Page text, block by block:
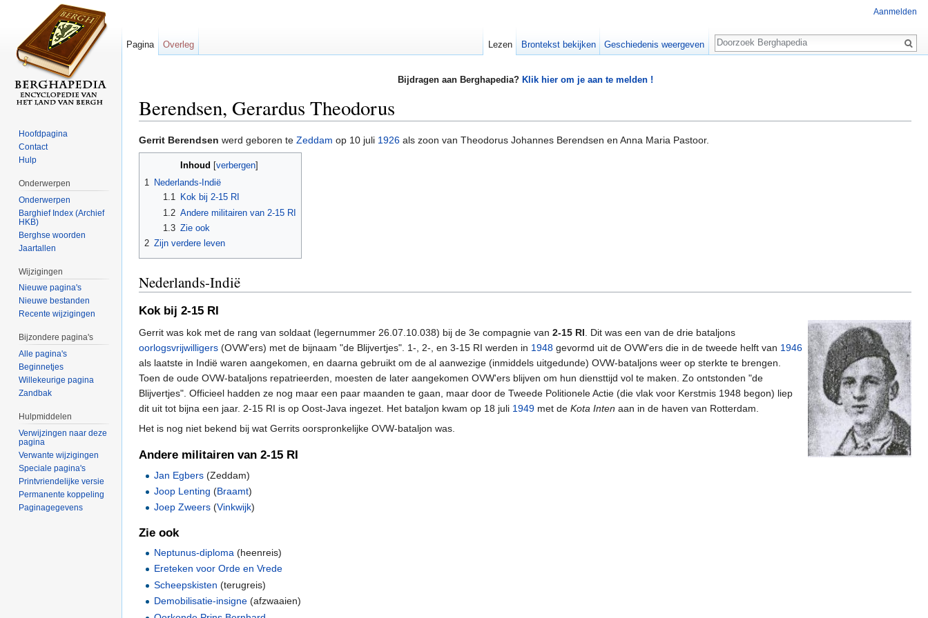
Bijdragen aan Berghapedia? Klik hier om je aan te melden !
Berendsen, Gerardus Theodorus
Gerrit Berendsen werd geboren te Zeddam op 10 juli 1926 als zoon van Theodorus Johannes Berendsen en Anna Maria Pastoor.
Inhoud verbergen]
1 Nederlands-Indië
1.1
Kok bij 2-15 RI
1.2 Andere militairen van 2-15 RI
1.3 Zie ook
2 Zijn verdere leven
Nederlands-Indië
Kok bij 2-15 RI
Gerrit was kok met de rang van soldaat (legernummer 26.07.10.038) bij de 3e compagnie van 2-15 RI . Dit was een van de drie bataljons
oorlogsvrijwilligers (OVW'ers) met de bijnaam "de Blijvertjes". 1-, 2-, en 3-15 RI werden in 1948 gevormd uit de OVW'ers die in de tweede helft van 1946
als laatste in Indië waren aangekomen, en daarna gebruikt om de al aanwezige (inmiddels uitgedunde) OVW-bataljons weer op sterkte te brengen.
Toen de oude OVW-bataljons repatrieerden, moesten de later aangekomen OVW'ers blijven om hun diensttijd vol te maken. Zo ontstonden "de
Blijvertjes". Officieel hadden ze nog maar een paar maanden te gaan, maar door de Tweede Politionele Actie (die vlak voor Kerstmis 1948 begon) liep
dit uit tot bijna een jaar. 2-15 RI is op Oost-Java ingezet. Het bataljon kwam op 18 juli 1949 met de Kota Inten aan in de haven van Rotterdam.
Het is nog niet bekend bij wat Gerrits oorspronkelijke OVW-bataljon was.
Andere militairen van 2-15 RI
Jan Egbers (Zeddam)
Joop Lenting (Braamt)
Joep Zweers (Vinkwijk)
Zie ook
Neptunus-diploma (heenreis)
Ereteken voor Orde en Vrede
Scheepskisten (terugreis)
Demobilisatie-insigne (afzwaaien)
Aanmelden
Pagina Overleg Lezen Brontekst bekijken Geschiedenis weergeven
Zoeken
Hoofdpagina
Contact
Hulp
Onderwerpen
Onderwerpen
Barghief Index (Archief
HKB)
Berghse woorden
Jaartallen
Wijzigingen
Nieuwe pagina's
Nieuwe bestanden
Recente wijzigingen
Bijzondere pagina's
Alle pagina's
Beginnetjes
Willekeurige pagina
Zandbak
Hulpmiddelen
Verwijzingen naar deze
pagina
Verwante wijzigingen
Speciale pagina's
Printvriendelijke versie
Permanente koppeling
Paginagegevens